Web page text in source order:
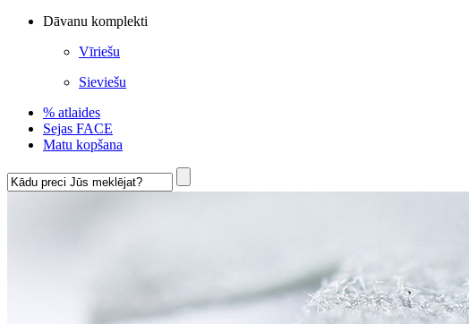
Dāvanu komplekti
Vīriešu
Sieviešu
% atlaides
Sejas FACE
Matu kopšana